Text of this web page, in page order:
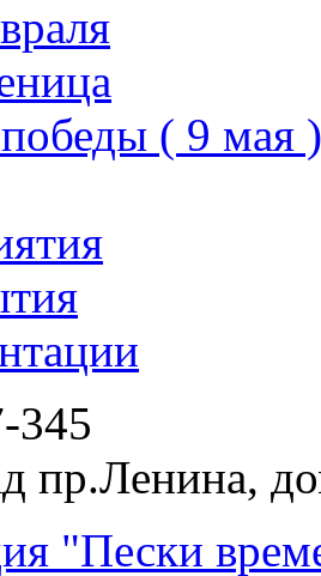
( 9 мая )
345
пр.Ленина,
"Пески